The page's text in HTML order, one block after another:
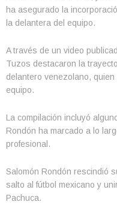
ha asegurado la
la delantera del equipo.
A través de un video
Tuzos destacaron la
delantero venezolano,
equipo.
La compilación incluyó
Rondón ha marcado a lo
profesional.
Salomón Rondón rescindió
salto al fútbol mexicano y
Pachuca.